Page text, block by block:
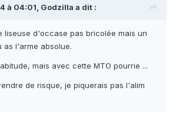
à 04:01, Godzilla a dit :
liseuse d'occase pas bricolée mais un
as l'arme absolue.
mais avec cette MTO pourrie ...
de risque, je piquerais pas l'alim